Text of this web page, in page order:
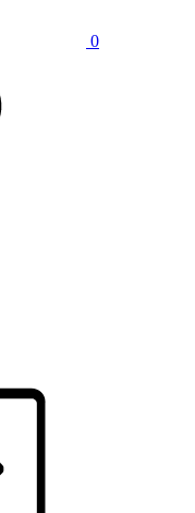
0